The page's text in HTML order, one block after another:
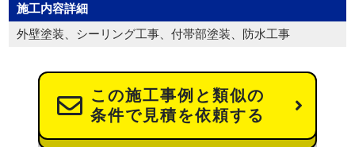
施工内容詳細
外壁塗装、シーリング工事、付帯部塗装、防水工事
この施工事例と類似の
条件で見積を依頼する